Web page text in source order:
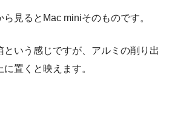
見るとMac miniそのものです。
という感じですが、アルミの削り出
置くと映えます。